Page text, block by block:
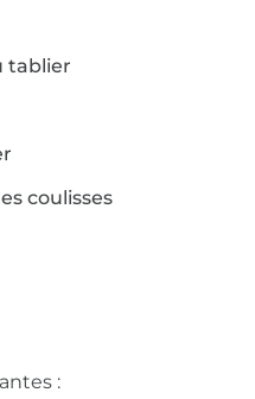
tablier
coulisses
: